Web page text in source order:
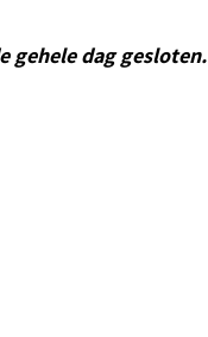
gehele dag gesloten.